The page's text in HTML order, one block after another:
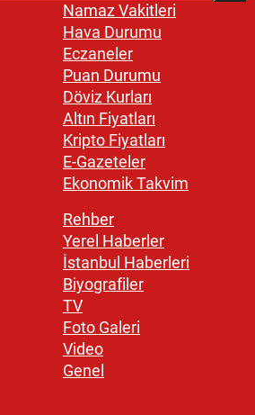
Namaz Vakitleri
Hava Durumu
Eczaneler
Puan Durumu
Döviz Kurları
Altın Fiyatları
Kripto Fiyatları
E-Gazeteler
Ekonomik Takvim
Rehber
Yerel Haberler
İstanbul Haberleri
Biyografiler
TV
Foto Galeri
Video
Genel